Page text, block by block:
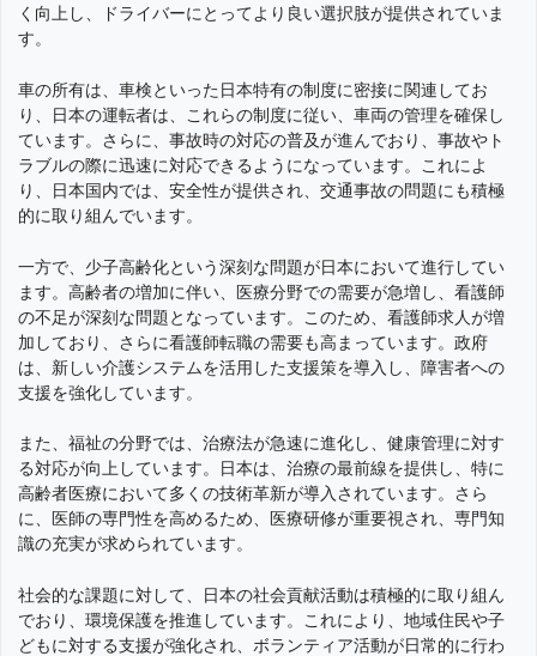
く向上し、ドライバーにとってより良い選択肢が提供されていま
す。
車の所有は、車検といった日本特有の制度に密接に関連してお
り、日本の運転者は、これらの制度に従い、車両の管理を確保し
ています。さらに、事故時の対応の普及が進んでおり、事故やト
ラブルの際に迅速に対応できるようになっています。これによ
り、日本国内では、安全性が提供され、交通事故の問題にも積極
的に取り組んでいます。
一方で、少子高齢化という深刻な問題が日本において進行してい
ます。高齢者の増加に伴い、医療分野での需要が急増し、看護師
の不足が深刻な問題となっています。このため、看護師求人が増
加しており、さらに看護師転職の需要も高まっています。政府
は、新しい介護システムを活用した支援策を導入し、障害者への
支援を強化しています。
また、福祉の分野では、治療法が急速に進化し、健康管理に対す
る対応が向上しています。日本は、治療の最前線を提供し、特に
高齢者医療において多くの技術革新が導入されています。さら
に、医師の専門性を高めるため、医療研修が重要視され、専門知
識の充実が求められています。
社会的な課題に対して、日本の社会貢献活動は積極的に取り組ん
でおり、環境保護を推進しています。これにより、地域住民や子
どもに対する支援が強化され、ボランティア活動が日常的に行わ